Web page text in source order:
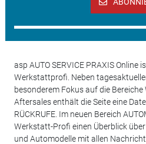
asp AUTO SERVICE PRAXIS
Werkstattprofi. Neben
besonderem Fokus auf die
Aftersales enthält die Seite eine
RÜCKRUFE. Im neuen Bereich
Werkstatt-Profi einen Überblick
und Automodelle mit allen